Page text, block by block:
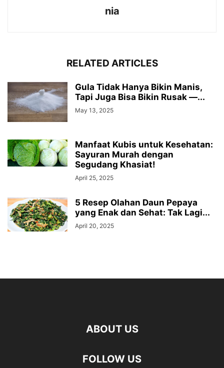
nia
RELATED ARTICLES
Gula Tidak Hanya Bikin Manis,
Tapi Juga Bisa Bikin Rusak —...
May 13, 2025
Manfaat Kubis untuk Kesehatan:
Sayuran Murah dengan
Segudang Khasiat!
April 25, 2025
5 Resep Olahan Daun Pepaya
yang Enak dan Sehat: Tak Lagi...
April 20, 2025
ABOUT US
FOLLOW US